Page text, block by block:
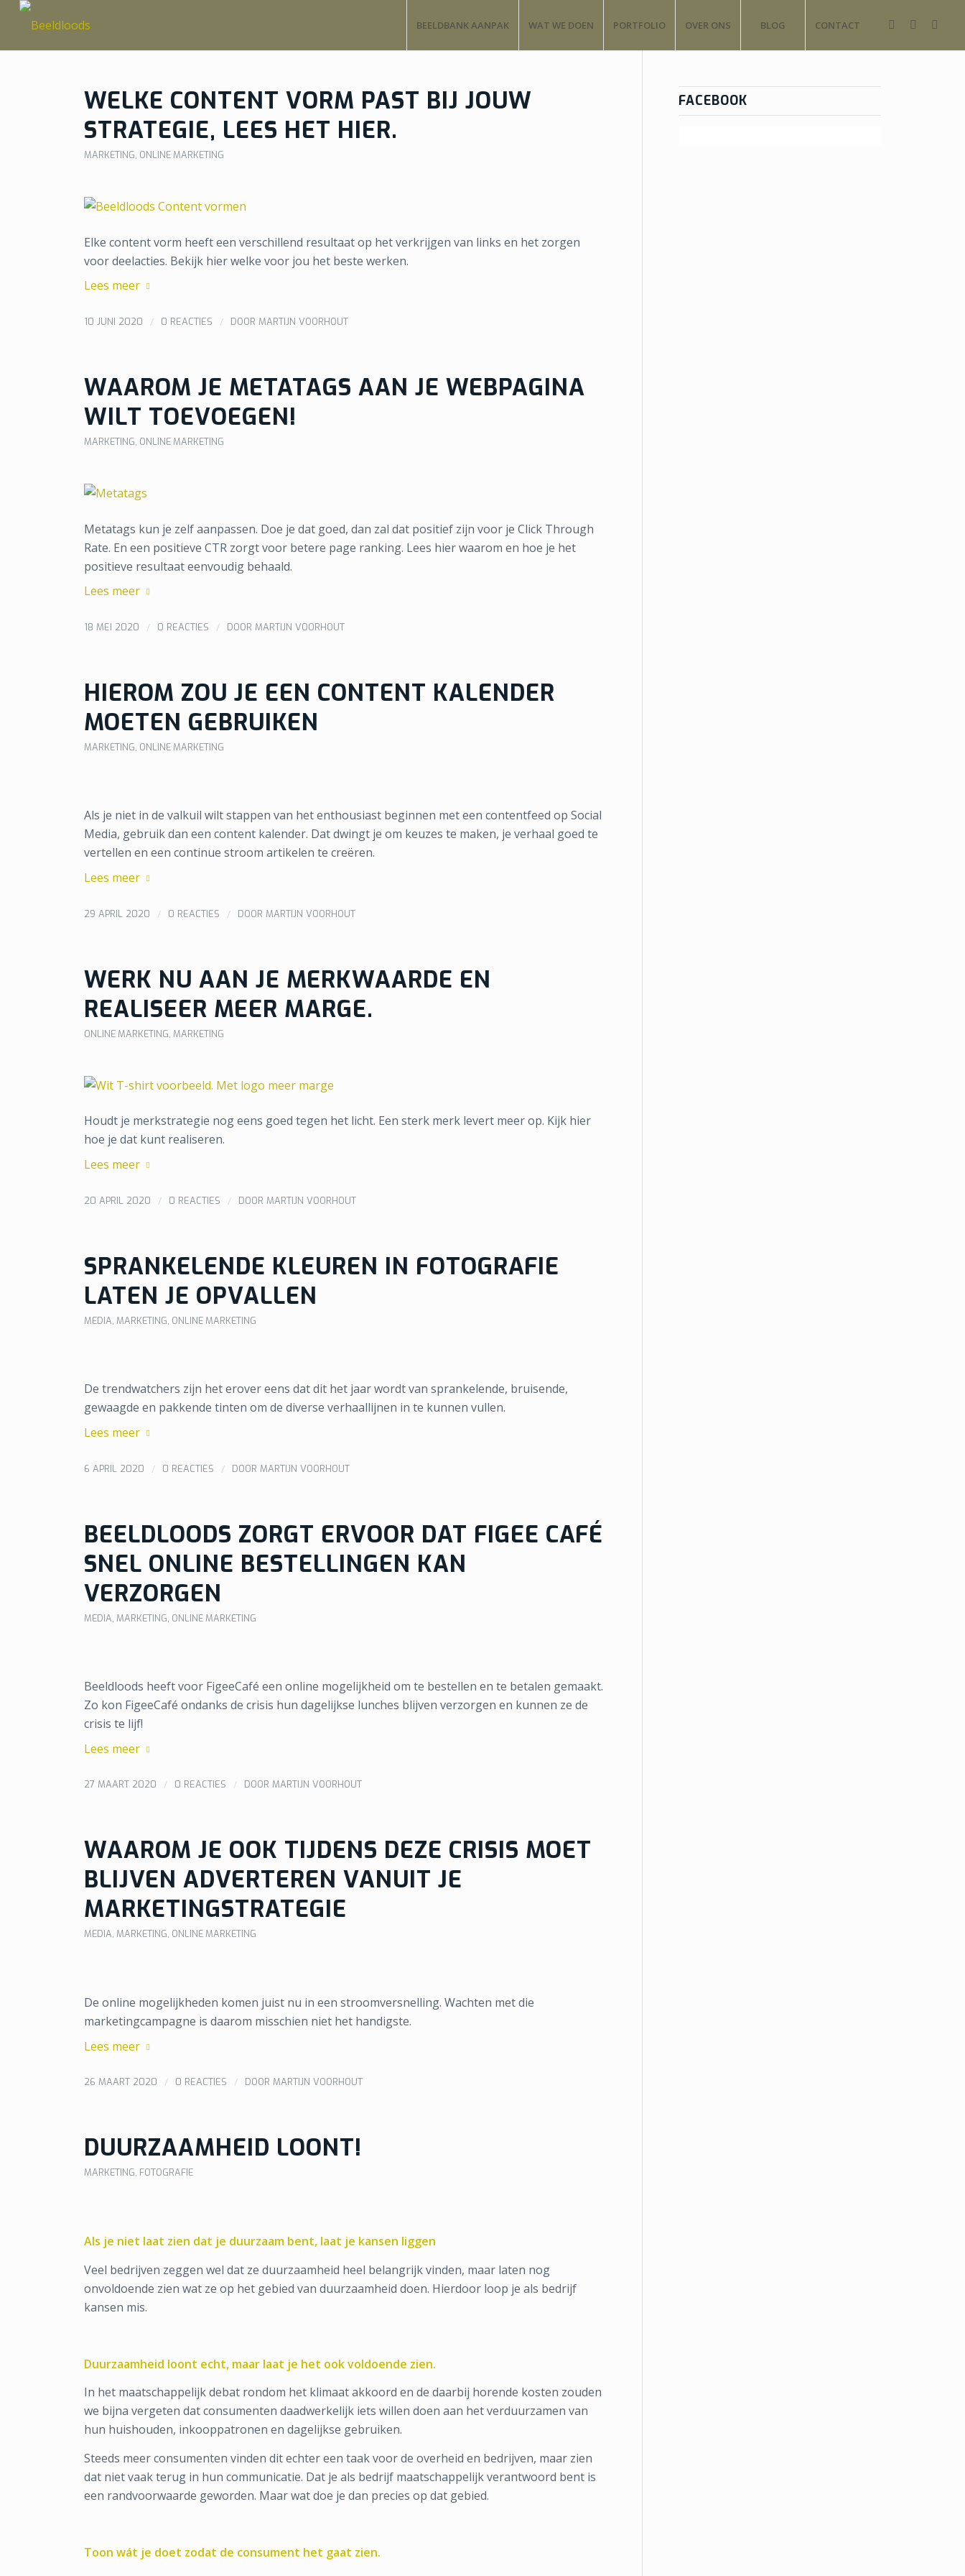
BEELDBANK AANPAK WAT WE DOEN PORTFOLIO OVER ONS BLOG CONTACT
WELKE CONTENT VORM PAST BIJ JOUW
STRATEGIE, LEES HET HIER.
MARKETING, ONLINE MARKETING
Elke content vorm heeft een verschillend resultaat op het verkrijgen van links en het zorgen
voor deelacties. Bekijk hier welke voor jou het beste werken.
Lees meer
10 JUNI 2020 / 0 REACTIES / DOORMARTIJN VOORHOUT
WAAROM JE METATAGS AAN JE WEBPAGINA
WILT TOEVOEGEN!
MARKETING, ONLINE MARKETING
Metatags kun je zelf aanpassen. Doe je dat goed, dan zal dat positief zijn voor je Click Through
Rate. En een positieve CTR zorgt voor betere page ranking. Lees hier waarom en hoe je het
positieve resultaat eenvoudig behaald.
Lees meer
18 MEI 2020 / 0 REACTIES / DOORMARTIJN VOORHOUT
HIEROM ZOU JE EEN CONTENT KALENDER
MOETEN GEBRUIKEN
MARKETING, ONLINE MARKETING
Als je niet in de valkuil wilt stappen van het enthousiast beginnen met een contentfeed op Social
Media, gebruik dan een content kalender. Dat dwingt je om keuzes te maken, je verhaal goed te
vertellen en een continue stroom artikelen te creëren.
Lees meer
29 APRIL 2020 / 0 REACTIES / DOORMARTIJN VOORHOUT
WERK NU AAN JE MERKWAARDE EN
REALISEER MEER MARGE.
ONLINE MARKETING,MARKETING
Houdt je merkstrategie nog eens goed tegen het licht. Een sterk merk levert meer op. Kijk hier
hoe je dat kunt realiseren.
Lees meer
20 APRIL 2020 / 0 REACTIES / DOORMARTIJN VOORHOUT
SPRANKELENDE KLEUREN IN FOTOGRAFIE
LATEN JE OPVALLEN
MEDIA,MARKETING, ONLINE MARKETING
De trendwatchers zijn het erover eens dat dit het jaar wordt van sprankelende, bruisende,
gewaagde en pakkende tinten om de diverse verhaallijnen in te kunnen vullen.
Lees meer
6 APRIL 2020 / 0 REACTIES / DOORMARTIJN VOORHOUT
BEELDLOODS ZORGT ERVOOR DAT FIGEE CAFÉ
SNEL ONLINE BESTELLINGEN KAN
VERZORGEN
MEDIA,MARKETING, ONLINE MARKETING
Beeldloods heeft voor FigeeCafé een online mogelijkheid om te bestellen en te betalen gemaakt.
Zo kon FigeeCafé ondanks de crisis hun dagelijkse lunches blijven verzorgen en kunnen ze de
crisis te lijf!
Lees meer
27 MAART 2020 / 0 REACTIES / DOORMARTIJN VOORHOUT
WAAROM JE OOK TIJDENS DEZE CRISIS MOET
BLIJVEN ADVERTEREN VANUIT JE
MARKETINGSTRATEGIE
MEDIA,MARKETING, ONLINE MARKETING
De online mogelijkheden komen juist nu in een stroomversnelling. Wachten met die
marketingcampagne is daarom misschien niet het handigste.
Lees meer
26 MAART 2020 / 0 REACTIES / DOORMARTIJN VOORHOUT
DUURZAAMHEID LOONT!
MARKETING, FOTOGRAFIE
Als je niet laat zien dat je duurzaam bent, laat je kansen liggen
Veel bedrijven zeggen wel dat ze duurzaamheid heel belangrijk vinden, maar laten nog
onvoldoende zien wat ze op het gebied van duurzaamheid doen. Hierdoor loop je als bedrijf
kansen mis.
Duurzaamheid loont echt, maar laat je het ook voldoende zien.
In het maatschappelijk debat rondom het klimaat akkoord en de daarbij horende kosten zouden
we bijna vergeten dat consumenten daadwerkelijk iets willen doen aan het verduurzamen van
hun huishouden, inkooppatronen en dagelijkse gebruiken.
Steeds meer consumenten vinden dit echter een taak voor de overheid en bedrijven, maar zien
dat niet vaak terug in hun communicatie. Dat je als bedrijf maatschappelijk verantwoord bent is
een randvoorwaarde geworden. Maar wat doe je dan precies op dat gebied.
Toon wát je doet zodat de consument het gaat zien.
FACEBOOK